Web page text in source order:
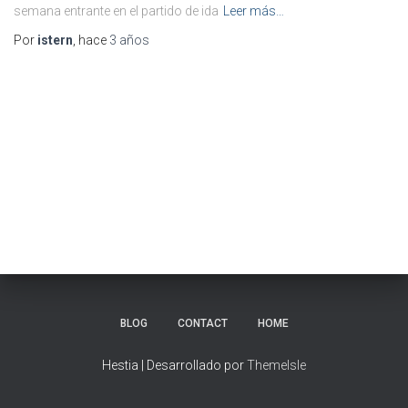
semana entrante en el partido de ida
Leer más…
Por istern , hace 3 años
BLOG CONTACT HOME
Hestia | Desarrollado porThemeIsle